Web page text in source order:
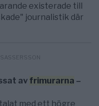
existerade till
journalistik där
SASSERSSON
av frimurarna –
med ett högre